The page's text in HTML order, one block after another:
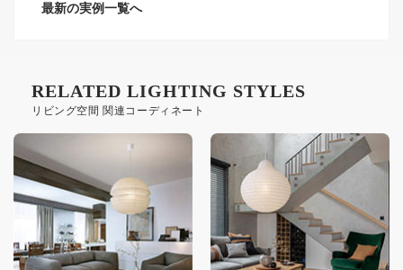
最新の実例一覧へ
リビング空間 関連コーディネート
RELATED LIGHTING STYLES